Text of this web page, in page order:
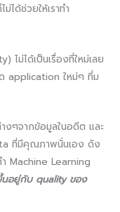
ได้ช่วยให้เราทำ
ม่ได้เป็นเรื่องที่ใหม่เลย
application ใหม่ๆ ที่ม
งๆจากข้อมูลในอดีต และ
ที่มีคุณภาพนั่นเอง ดัง
Machine Learning
นอยู่กับ quality ของ